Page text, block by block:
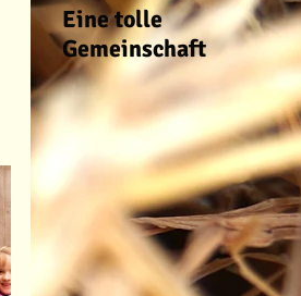
Eine tolle
Gemeinschaft